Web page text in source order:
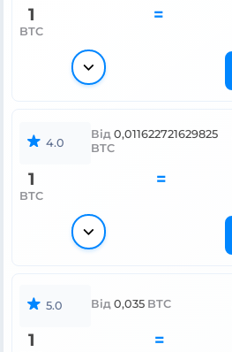
1
BTC
=
4.0
Від 0,011622721629825
BTC
1
BTC
=
5.0 Від 0,035 BTC
1 =